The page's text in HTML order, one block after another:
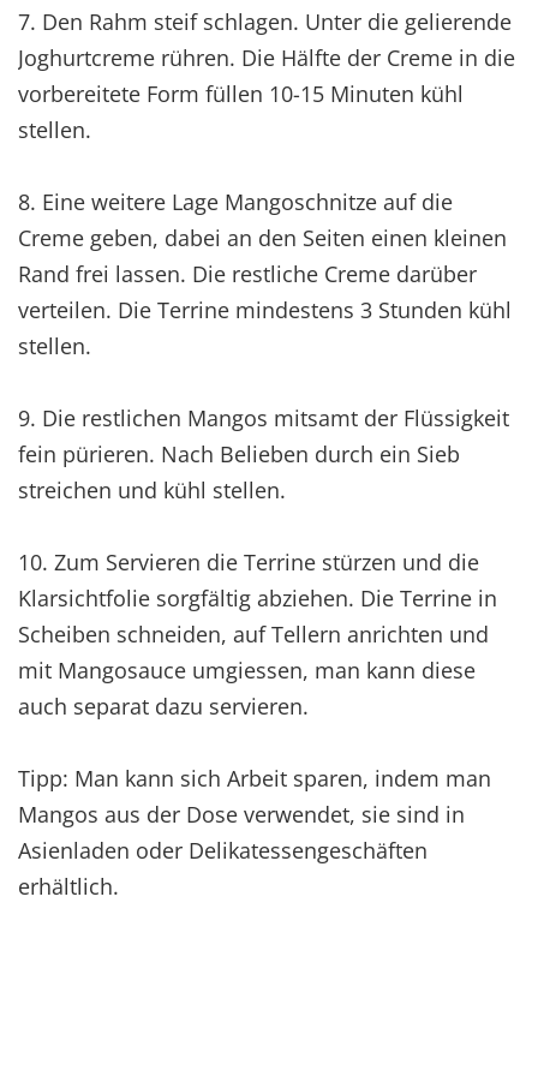
7. Den Rahm steif schlagen. Unter die gelierende
Joghurtcreme rühren. Die Hälfte der Creme in die
vorbereitete Form füllen 10-15 Minuten kühl
stellen.
8. Eine weitere Lage Mangoschnitze auf die
Creme geben, dabei an den Seiten einen kleinen
Rand frei lassen. Die restliche Creme darüber
verteilen. Die Terrine mindestens 3 Stunden kühl
stellen.
9. Die restlichen Mangos mitsamt der Flüssigkeit
fein pürieren. Nach Belieben durch ein Sieb
streichen und kühl stellen.
10. Zum Servieren die Terrine stürzen und die
Klarsichtfolie sorgfältig abziehen. Die Terrine in
Scheiben schneiden, auf Tellern anrichten und
mit Mangosauce umgiessen, man kann diese
auch separat dazu servieren.
Tipp: Man kann sich Arbeit sparen, indem man
Mangos aus der Dose verwendet, sie sind in
Asienladen oder Delikatessengeschäften
erhältlich.